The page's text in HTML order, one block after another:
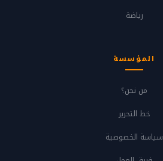
رياضة
المؤسسة
من نحن؟
خط التحرير
سياسة الخصوصية